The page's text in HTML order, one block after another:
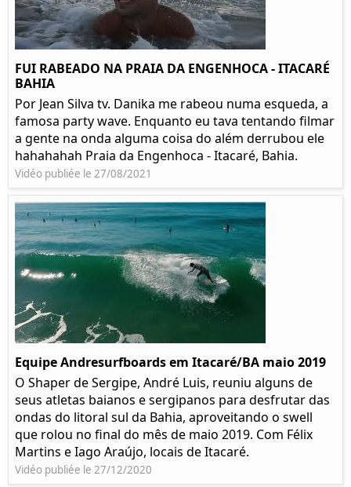
FUI RABEADO NA PRAIA DA ENGENHOCA - ITACARÉ
BAHIA
Por Jean Silva tv. Danika me rabeou numa esqueda, a
famosa party wave. Enquanto eu tava tentando filmar
a gente na onda alguma coisa do além derrubou ele
hahahahah Praia da Engenhoca - Itacaré, Bahia.
Vidéo publiée le 27/08/2021
Equipe Andresurfboards em Itacaré/BA maio 2019
O Shaper de Sergipe, André Luis, reuniu alguns de
seus atletas baianos e sergipanos para desfrutar das
ondas do litoral sul da Bahia, aproveitando o swell
que rolou no final do mês de maio 2019. Com Félix
Martins e Iago Araújo, locais de Itacaré.
Vidéo publiée le 27/12/2020